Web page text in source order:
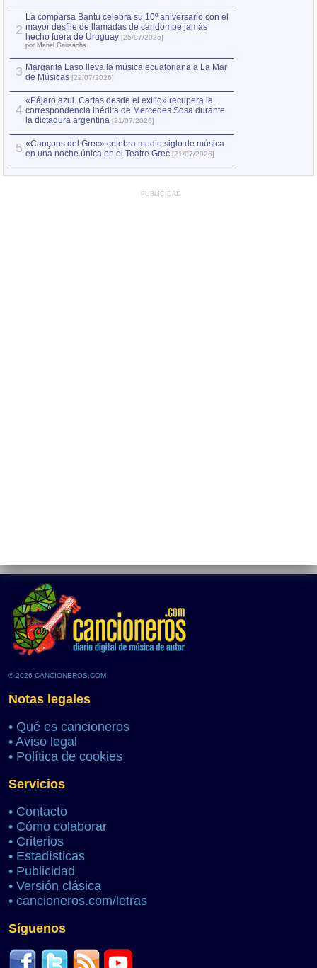
2
La comparsa Bantú celebra su 10º aniversario con el
mayor desfile de llamadas de candombe jamás
hecho fuera de Uruguay [25/07/2026]
por Manel Gausachs
3 Margarita Laso lleva la música ecuatoriana a La Mar
de Músicas [22/07/2026]
4
«Pájaro azul. Cartas desde el exilio» recupera la
correspondencia inédita de Mercedes Sosa durante
la dictadura argentina [21/07/2026]
5 «Cançons del Grec» celebra medio siglo de música
en una noche única en el Teatre Grec [21/07/2026]
PUBLICIDAD
© 2026 CANCIONEROS.COM
Notas legales
• Qué es cancioneros
• Aviso legal
• Política de cookies
Servicios
• Contacto
• Cómo colaborar
• Criterios
• Estadísticas
• Publicidad
• Versión clásica
• cancioneros.com/letras
Síguenos